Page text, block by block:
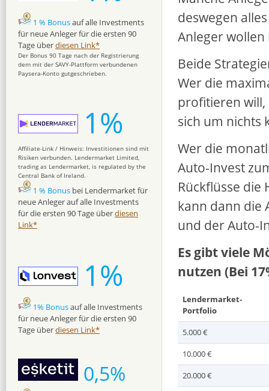
deswegen
Anleger
Beide
Wer die
profitieren will,
sich um nichts
Wer die
Auto-Invest
Rückflüsse die
kann dann die
und der Auto-
Es gibt viele
nutzen (Bei
Lendermarket-
Portfolio
5.000 €
10.000 €
20.000 €
1 % Bonusauf alle Investments
für neue Anleger für die ersten 90
Tage überdiesen Link*
Der Bonus 90 Tage nach der Registrierung
dem mit der SAVY-Plattform verbundenen
Paysera-Konto gutgeschrieben.
1%
Affiliate-Link / Hinweis: Investitionen sind mit
Risiken verbunden. Lendermarket Limited,
trading as Lendermarket, is regulated by the
Central Bank of Ireland.
1 % Bonus bei Lendermarket für
neue Anleger auf alle Investments
für die ersten 90 Tage überdiesen
Link*
1%
1% Bonusauf alle Investments
für neue Anleger für die ersten 90
Tage überdiesen Link*
0,5%